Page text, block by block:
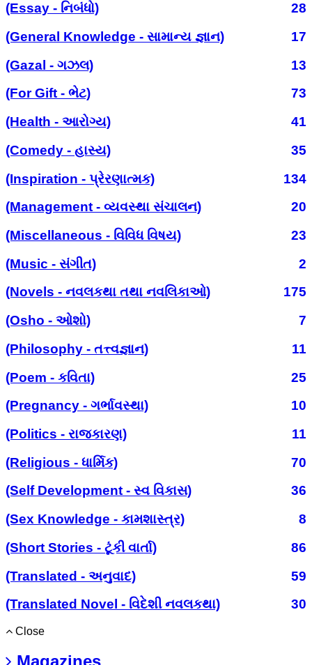
(Essay - નિબંધો)
28
(General Knowledge - સામાન્ય જ્ઞાન)
17
(Gazal - ગઝલ)
13
(For Gift - ભેટ)
73
(Health - આરોગ્ય)
41
(Comedy - હાસ્ય)
35
(Inspiration - પ્રેરણાત્મક)
134
(Management - વ્યવસ્થા સંચાલન)
20
(Miscellaneous - વિવિધ વિષય)
23
(Music - સંગીત)
2
(Novels - નવલકથા તથા નવલિકાઓ)
175
(Osho - ઓશો)
7
(Philosophy - તત્ત્વજ્ઞાન)
11
(Poem - કવિતા)
25
(Pregnancy - ગર્ભાવસ્થા)
10
(Politics - રાજકારણ)
11
(Religious - ધાર્મિક)
70
(Self Development - સ્વ વિકાસ)
36
(Sex Knowledge - કામશાસ્ત્ર)
8
(Short Stories - ટૂંકી વાર્તા)
86
(Translated - અનુવાદ)
59
(Translated Novel - વિદેશી નવલકથા)
30
Close
Magazines